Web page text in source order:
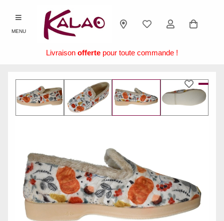
MENU
Livraison offerte pour toute commande !